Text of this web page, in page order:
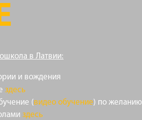
в Латвии:
и вождения
здесь
(видео обучение) по желанию
здесь